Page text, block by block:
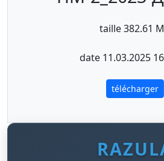
taille 382.61
date 11.03.2025
télécharger